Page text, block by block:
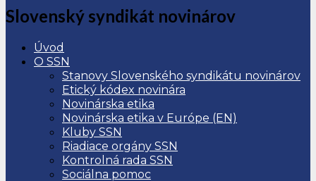
Slovenský syndikát novinárov
Úvod
O SSN
Stanovy Slovenského syndikátu novinárov
Etický kódex novinára
Novinárska etika
Novinárska etika v Európe (EN)
Kluby SSN
Riadiace orgány SSN
Kontrolná rada SSN
Sociálna pomoc